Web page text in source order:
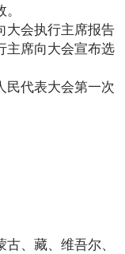
会执行主席报告
主席向大会宣布选
代表大会第一次
、藏、维吾尔、